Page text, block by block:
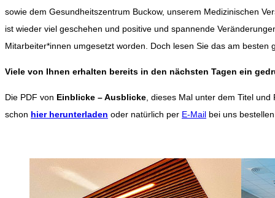
sowie dem Gesundheitszentrum Buckow, unserem Medizinischen
ist wieder viel geschehen und positive und spannende
Mitarbeiter*innen umgesetzt worden. Doch lesen Sie das am besten
Viele von Ihnen erhalten bereits in den nächsten Tagen ein
Die PDF von Einblicke – Ausblicke , dieses Mal unter dem Titel
schon hier herunterladen oder natürlich per E-Mail bei uns